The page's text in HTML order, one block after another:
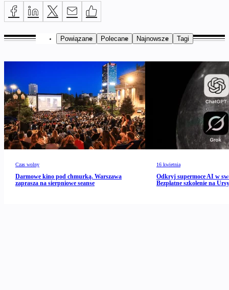
Powiązane Polecane Najnowsze Tagi
Czas wolny
Darmowe kino pod chmurką. Warszawa
zaprasza na sierpniowe seanse
16 kwietnia
Odkryj supermoce AI w
Bezpłatne szkolenie na